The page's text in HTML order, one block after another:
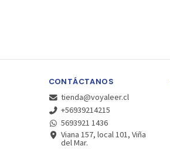
CONTÁCTANOS
tienda@voyaleer.cl
+56939214215
5693921 1436
Viana 157, local 101, Viña
del Mar.